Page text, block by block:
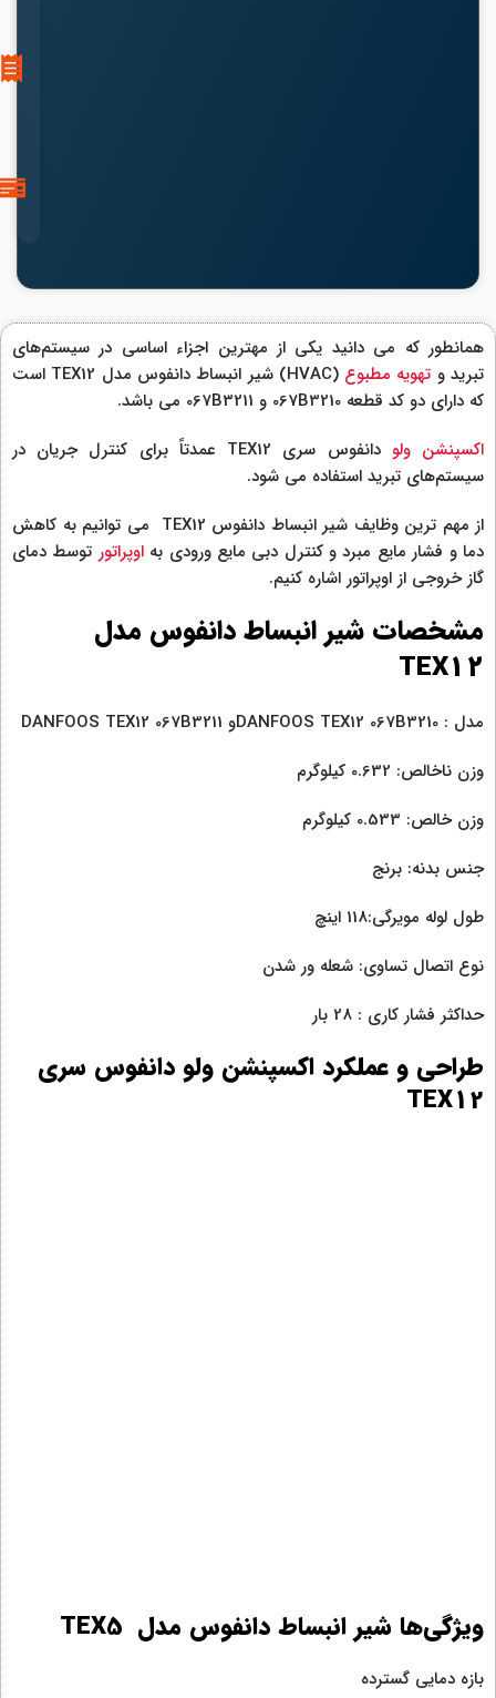
همانطور که می دانید یکی از مهترین اجزاء اساسی در سیستم‌های
تبرید و تهویه مطبوع
(HVAC) شیر انبساط دانفوس مدل TEX12 است
که دارای دو کد قطعه 067B3210 و 067B3211 می باشد.
اکسپنشن ولو
دانفوس سری TEX12 عمدتاً برای کنترل جریان در
سیستم‌های تبرید استفاده می ‌شود.
از مهم ترین وظایف شیر انبساط دانفوس TEX12 می توانیم به کاهش
دما و فشار مايع مبرد و کنترل دبی مايع ورودی بهاوپراتور توسط دمای
گاز خروجی از اوپراتور اشاره کنیم.
مشخصات شیر انبساط دانفوس مدل
TEX12
مدل : DANFOOS TEX12 067B3210و DANFOOS TEX12 067B3211
وزن ناخالص: 0.632 کیلوگرم
وزن خالص: 0.533 کیلوگرم
جنس بدنه: برنج
طول لوله مویرگی:118 اینچ
نوع اتصال تساوی: شعله ور شدن
حداکثر فشار کاری : 28 بار
طراحی و عملکرد اکسپنشن ولو دانفوس سری
TEX12
ویژگی‌ها شیر انبساط دانفوس مدل TEX5
بازه دمایی گسترده